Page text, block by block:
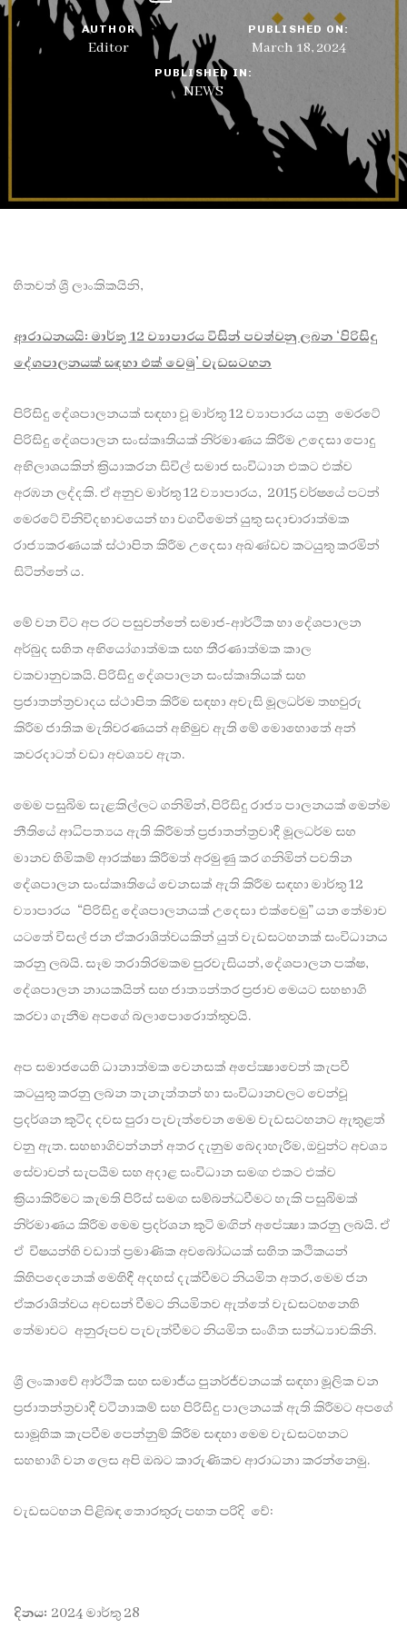
AUTHOR
Editor
PUBLISHED ON:
March 18, 2024
PUBLISHED IN:
NEWS
හිතවත් ශ්‍රී ලාංකිකයිනි,
ආරාධනයයි: මාර්තු 12 ව්‍යාපාරය විසින් පවත්වනු ලබන ‘පිරිසිදු
දේශපාලනයක් සඳහා එක් වෙමු’ වැඩසටහන
පිරිසිදු දේශපාලනයක් සඳහා වූ මාර්තු 12 ව්‍යාපාරය යනු මෙරටේ
පිරිසිදු දේශපාලන සංස්කෘතියක් නිර්මාණය කිරීම උදෙසා පොදු
අභිලාශයකින් ක්‍රියාකරන සිවිල් සමාජ සංවිධාන එකට එක්ව
අරඹන ලද්දකි. ඒ අනුව මාර්තු 12 ව්‍යාපාරය, 2015 වර්ෂයේ පටන්
මෙරටේ විනිවිදභාවයෙන් හා වගවීමෙන් යුතු සදාචාරාත්මක
රාජ්‍යකරණයක් ස්ථාපිත කිරීම උදෙසා අඛණ්ඩව කටයුතු කරමින්
සිටින්නේ ය.
මේ වන විට අප රට පසුවන්නේ සමාජ-ආර්ථික හා දේශපාලන
අර්බුද සහිත අභියෝගාත්මක සහ තීරණාත්මක කාල
වකවානුවකයි. පිරිසිදු දේශපාලන සංස්කෘතියක් සහ
ප්‍රජාතන්ත්‍රවාදය ස්ථාපිත කිරීම සඳහා අවැසි මූලධර්ම තහවුරු
කිරීම ජාතික මැතිවරණයන් අභිමුව ඇති මේ මොහොතේ අන්
කවරදාටත් වඩා අවශ්‍යව ඇත.
මෙම පසුබිම සැළකිල්ලට ගනිමින්, පිරිසිදු රාජ්‍ය පාලනයක් මෙන්ම
නීතියේ ආධිපත්‍යය ඇති කිරීමත් ප්‍රජාතන්ත්‍රවාදී මූලධර්ම සහ
මානව හිමිකම් ආරක්ෂා කිරීමත් අරමුණු කර ගනිමින් පවතින
දේශපාලන සංස්කෘතියේ වෙනසක් ඇති කිරීම සඳහා මාර්තු 12
ව්‍යාපාරය “පිරිසිදු දේශපාලනයක් උදෙසා එක්වෙමු” යන තේමාව
යටතේ විසල් ජන ඒකරාශිත්වයකින් යුත් වැඩසටහනක් සංවිධානය
කරනු ලබයි. සෑම තරාතිරමකම පුරවැසියන්, දේශපාලන පක්ෂ,
දේශපාලන නායකයින් සහ ජාත්‍යන්තර ප්‍රජාව මෙයට සහභාගි
කරවා ගැනීම අපගේ බලාපොරොත්තුවයි.
අප සමාජයෙහි ධානාත්මක වෙනසක් අපේක්‍ෂාවෙන් කැපවී
කටයුතු කරනු ලබන තැනැත්තන් හා සංවිධානවලට වෙන්වූ
ප්‍රදර්ශන කුටිද දවස පුරා පැවැත්වෙන මෙම වැඩසටහනට ඇතුළත්
වනු ඇත. සහභාගිවන්නන් අතර දැනුම බෙදාහැරීම, ඔවුන්ට අවශ්‍ය
සේවාවන් සැපයීම සහ අදාළ සංවිධාන සමඟ එකට එක්ව
ක්‍රියාකිරීමට කැමති පිරිස් සමඟ සම්බන්ධවීමට හැකි පසුබිමක්
නිර්මාණය කිරීම මෙම ප්‍රදර්ශන කුටි මඟින් අපේක්‍ෂා කරනු ලබයි. ඒ
ඒ විෂයන්හි වඩාත් ප්‍රමාණික අවබෝධයක් සහිත කථිකයන්
කිහිපදෙනෙක් මෙහිදී අදහස් දැක්වීමට නියමිත අතර, මෙම ජන
ඒකරාශිත්වය අවසන් වීමට නියමිතව ඇත්තේ වැඩසටහනෙහි
තේමාවට අනුරූපව පැවැත්වීමට නියමිත සංගීත සන්ධ්‍යාවකිනි.
ශ්‍රී ලංකාවේ ආර්ථික සහ සමාජීය පුනර්ජීවනයක් සඳහා මූලික වන
ප්‍රජාතන්ත්‍රවාදී වටිනාකම් සහ පිරිසිදු පාලනයක් ඇති කිරීමට අපගේ
සාමූහික කැපවීම පෙන්නුම් කිරීම සඳහා මෙම වැඩසටහනට
සහභාගී වන ලෙස අපි ඔබට කාරුණිකව ආරාධනා කරන්නෙමු.
වැඩසටහන පිළිබඳ තොරතුරු පහත පරිදි වේ:
දිනය: 2024 මාර්තු 28